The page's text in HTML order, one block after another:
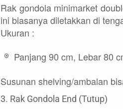
Rak gondola minimarket
ini biasanya diletakkan di
Ukuran :
Panjang 90 cm, Lebar 80
Susunan shelving/ambalan
3. Rak Gondola End (Tutup)